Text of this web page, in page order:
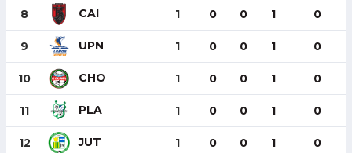
8 CAI 1 0 0 1 0
9 UPN 1 0 0 1 0
10 CHO 1 0 0 1 0
11 PLA 1 0 0 1 0
12 JUT 1 0 0 1 0